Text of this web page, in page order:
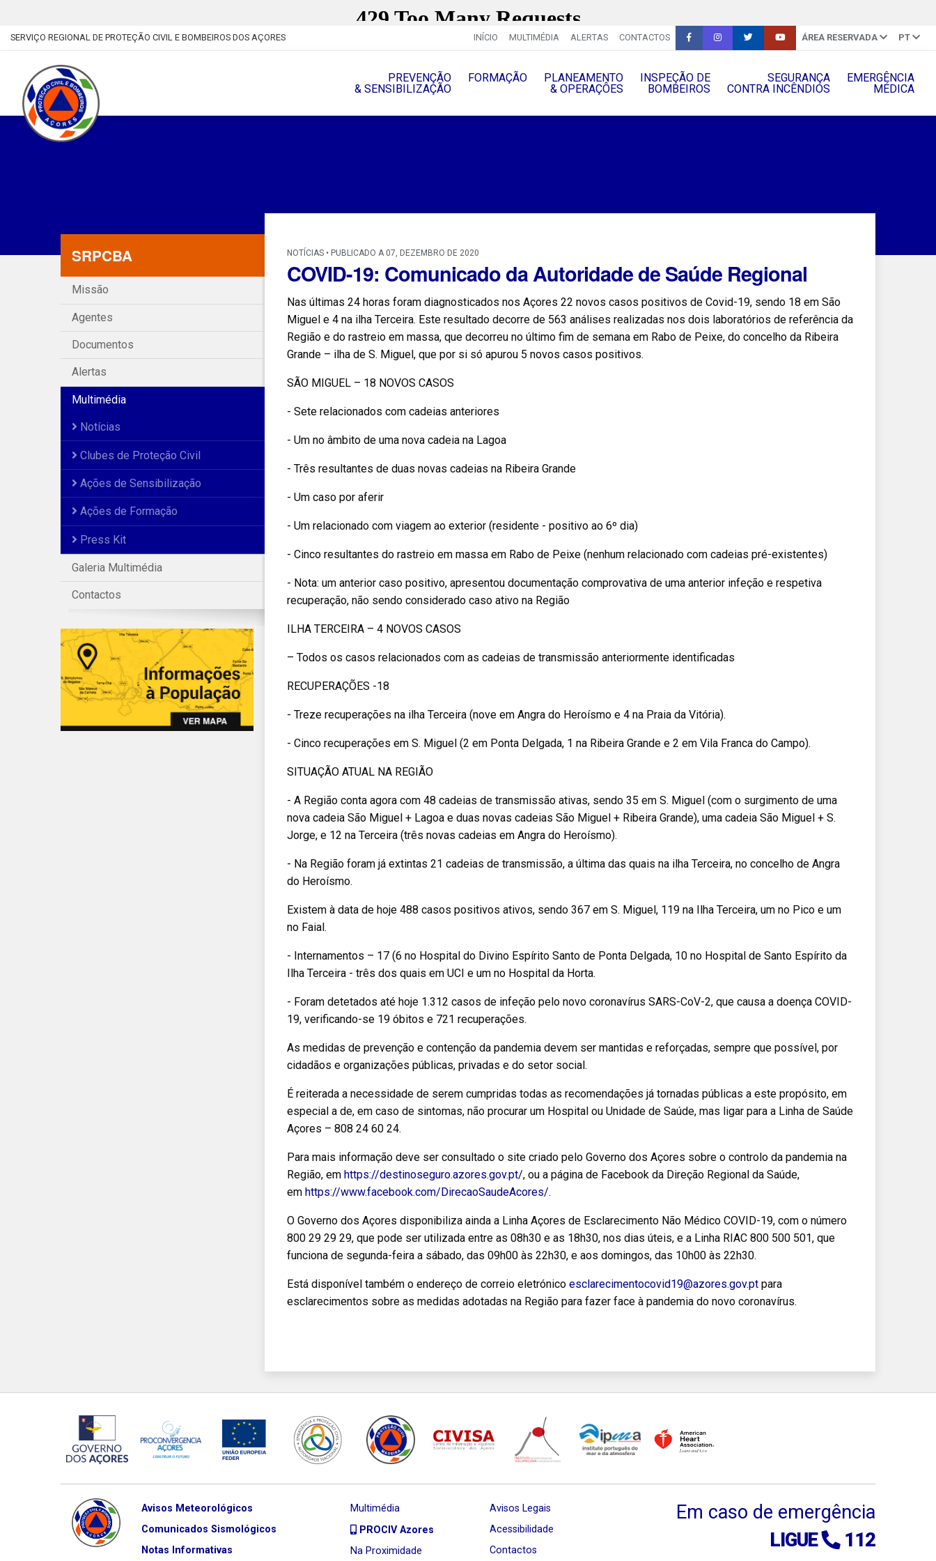
SERVIÇO REGIONAL DE PROTEÇÃO CIVIL E BOMBEIROS DOS AÇORES INÍCIO MULTIMÉDIA ALERTAS CONTACTOS ÁREA RESERVADA PT
PREVENÇÃO
& SENSIBILIZAÇÃO
FORMAÇÃO
PLANEAMENTO
& OPERAÇÔES
INSPEÇÃO DE
BOMBEIROS
SEGURANÇA
CONTRA INCÊNDIOS
EMERGÊNCIA
MÉDICA
SRPCBA
Missão
Agentes
Documentos
Alertas
Multimédia
Notícias
Clubes de Proteção Civil
Ações de Sensibilização
Ações de Formação
Press Kit
Galeria Multimédia
Contactos
NOTÍCIAS • PUBLICADO A 07, DEZEMBRO DE 2020
COVID-19: Comunicado da Autoridade de Saúde Regional
Nas últimas 24 horas foram diagnosticados nos Açores 22 novos casos positivos de Covid-19, sendo 18 em São
Miguel e 4 na ilha Terceira. Este resultado decorre de 563 análises realizadas nos dois laboratórios de referência da
Região e do rastreio em massa, que decorreu no último fim de semana em Rabo de Peixe, do concelho da Ribeira
Grande – ilha de S. Miguel, que por si só apurou 5 novos casos positivos.
SÃO MIGUEL – 18 NOVOS CASOS
- Sete relacionados com cadeias anteriores
- Um no âmbito de uma nova cadeia na Lagoa
- Três resultantes de duas novas cadeias na Ribeira Grande
- Um caso por aferir
- Um relacionado com viagem ao exterior (residente - positivo ao 6º dia)
- Cinco resultantes do rastreio em massa em Rabo de Peixe (nenhum relacionado com cadeias pré-existentes)
- Nota: um anterior caso positivo, apresentou documentação comprovativa de uma anterior infeção e respetiva
recuperação, não sendo considerado caso ativo na Região
ILHA TERCEIRA – 4 NOVOS CASOS
– Todos os casos relacionados com as cadeias de transmissão anteriormente identificadas
RECUPERAÇÕES -18
- Treze recuperações na ilha Terceira (nove em Angra do Heroísmo e 4 na Praia da Vitória).
- Cinco recuperações em S. Miguel (2 em Ponta Delgada, 1 na Ribeira Grande e 2 em Vila Franca do Campo).
SITUAÇÃO ATUAL NA REGIÃO
- A Região conta agora com 48 cadeias de transmissão ativas, sendo 35 em S. Miguel (com o surgimento de uma
nova cadeia São Miguel + Lagoa e duas novas cadeias São Miguel + Ribeira Grande), uma cadeia São Miguel + S.
Jorge, e 12 na Terceira (três novas cadeias em Angra do Heroísmo).
- Na Região foram já extintas 21 cadeias de transmissão, a última das quais na ilha Terceira, no concelho de Angra
do Heroísmo.
Existem à data de hoje 488 casos positivos ativos, sendo 367 em S. Miguel, 119 na Ilha Terceira, um no Pico e um
no Faial.
- Internamentos – 17 (6 no Hospital do Divino Espírito Santo de Ponta Delgada, 10 no Hospital de Santo Espírito da
Ilha Terceira - três dos quais em UCI e um no Hospital da Horta.
- Foram detetados até hoje 1.312 casos de infeção pelo novo coronavírus SARS-CoV-2, que causa a doença COVID-
19, verificando-se 19 óbitos e 721 recuperações.
As medidas de prevenção e contenção da pandemia devem ser mantidas e reforçadas, sempre que possível, por
cidadãos e organizações públicas, privadas e do setor social.
É reiterada a necessidade de serem cumpridas todas as recomendações já tornadas públicas a este propósito, em
especial a de, em caso de sintomas, não procurar um Hospital ou Unidade de Saúde, mas ligar para a Linha de Saúde
Açores – 808 24 60 24.
Para mais informação deve ser consultado o site criado pelo Governo dos Açores sobre o controlo da pandemia na
Região, em https://destinoseguro.azores.gov.pt/, ou a página de Facebook da Direção Regional da Saúde,
em https://www.facebook.com/DirecaoSaudeAcores/.
O Governo dos Açores disponibiliza ainda a Linha Açores de Esclarecimento Não Médico COVID-19, com o número
800 29 29 29, que pode ser utilizada entre as 08h30 e as 18h30, nos dias úteis, e a Linha RIAC 800 500 501, que
funciona de segunda-feira a sábado, das 09h00 às 22h30, e aos domingos, das 10h00 às 22h30.
Está disponível também o endereço de correio eletrónico esclarecimentocovid19@azores.gov.ptpara
esclarecimentos sobre as medidas adotadas na Região para fazer face à pandemia do novo coronavírus.
Avisos Meteorológicos
Comunicados Sismológicos
Notas Informativas
Multimédia
PROCIV Azores
Na Proximidade
Avisos Legais
Acessibilidade
Contactos
Em caso de emergência
LIGUE
112